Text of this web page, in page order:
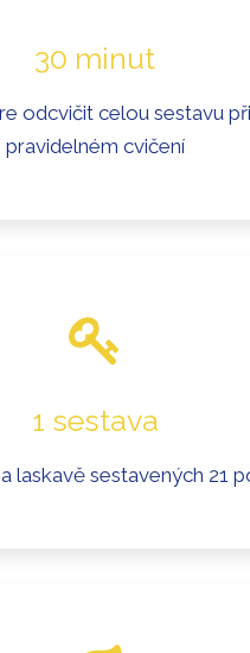
30 minut
odcvičit celou sestavu při
pravidelném cvičení
1 sestava
laskavě sestavených 21